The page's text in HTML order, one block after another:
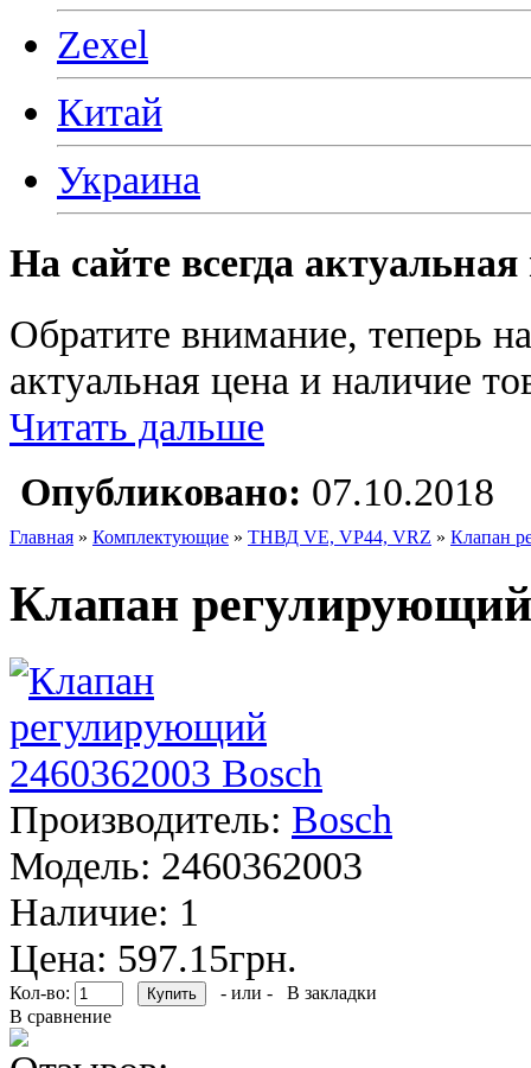
Zexel
Китай
Украина
На сайте всегда
Обратите внимание, теперь
актуальная цена и наличие
Читать дальше
Опубликовано: 07.10.2018
Главная » Комплектующие » ТНВД VE, VP44, VRZ » Клапан
Клапан регулирующий
Производитель: Bosch
Модель: 2460362003
Наличие: 1
Цена: 597.15грн.
Кол-во: - или -
В закладки
В сравнение